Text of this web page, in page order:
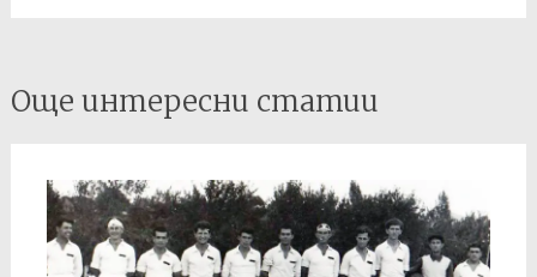
Post
navigation
Още интересни статии